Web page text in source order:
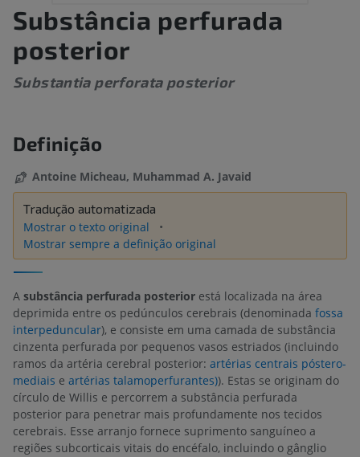
Substância perfurada
posterior
Substantia perforata posterior
Definição
Antoine Micheau, Muhammad A. Javaid
Tradução automatizada
Mostrar o texto original
Mostrar sempre a definição original
A substância perfurada posterior está localizada na área
deprimida entre os pedúnculos cerebrais (denominada fossa
interpeduncular), e consiste em uma camada de substância
cinzenta perfurada por pequenos vasos estriados (incluindo
ramos da artéria cerebral posterior: artérias centrais póstero-
mediais e artérias talamoperfurantes)). Estas se originam do
círculo de Willis e percorrem a substância perfurada
posterior para penetrar mais profundamente nos tecidos
cerebrais. Esse arranjo fornece suprimento sanguíneo a
regiões subcorticais vitais do encéfalo, incluindo o gânglio